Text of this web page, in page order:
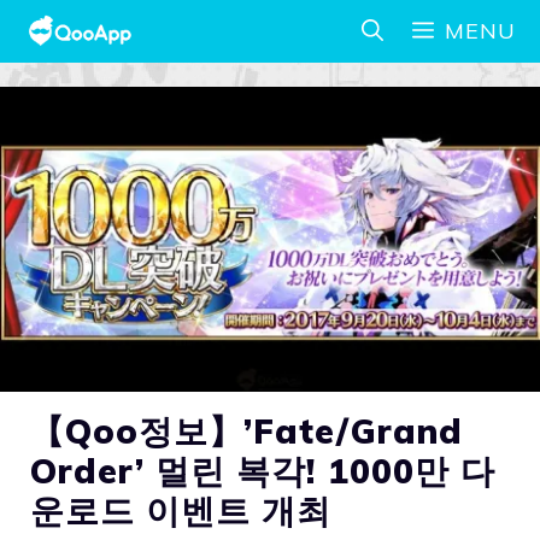
MENU
【Qoo정보】’Fate/Grand
Order’ 멀린 복각! 1000만 다
운로드 이벤트 개최